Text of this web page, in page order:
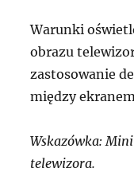
Warunki
obrazu
zastosowanie
między
Wskazówka:
telewizora.